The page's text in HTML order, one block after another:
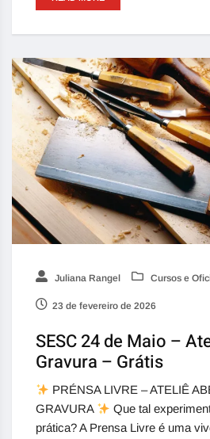
Juliana Rangel Cursos e
23 de fevereiro de 2026
SESC 24 de Maio –
Gravura – Grátis
PRÉNSA LIVRE – ATELIÊ
GRAVURA
Que tal
prática? A Prensa Livre é uma